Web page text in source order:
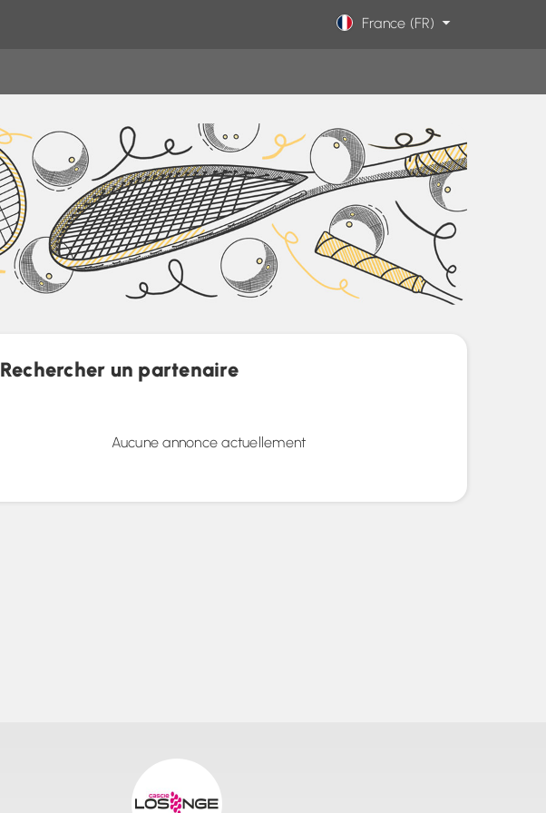
France (FR)
Rechercher un partenaire
Aucune annonce actuellement